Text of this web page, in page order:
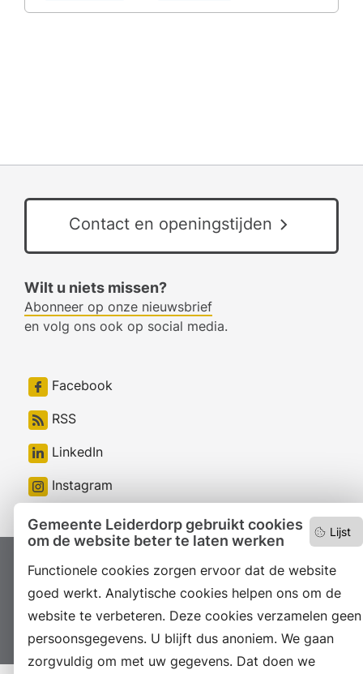
Lijst
Gemeente Leiderdorp gebruikt cookies
om de website beter te laten werken
Functionele cookies zorgen ervoor dat de website
goed werkt. Analytische cookies helpen ons om de
website te verbeteren. Deze cookies verzamelen geen
persoonsgegevens. U blijft dus anoniem. We gaan
zorgvuldig om met uw gegevens. Dat doen we
Contact en openingstijden
Wilt u niets missen?
Abonneer op onze nieuwsbrief
en volg ons ook op social media.
Facebook
RSS
LinkedIn
Instagram
Proclaimer Colofon
Toegankelijkheid
Sitemap
Privacyverklaring
Servicenormen
Suggesties
Archief Vacatures